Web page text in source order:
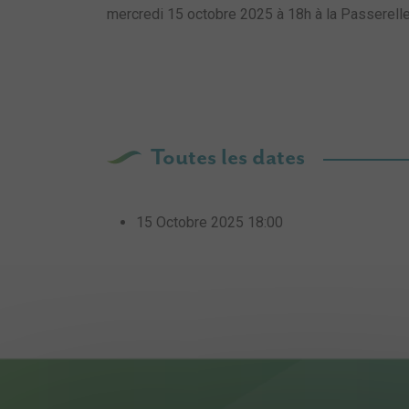
mercredi 15 octobre 2025 à 18h à la
Toutes les dates
15 Octobre 2025 18:00